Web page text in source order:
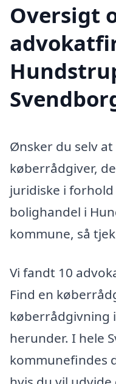
Oversigt
Ønsker du selv
køberrådgiver,
juridiske i
bolighandel i
kommune, så
Vi fandt 10
Find en
køberrådgivning
herunder. I hele
kommunefindes